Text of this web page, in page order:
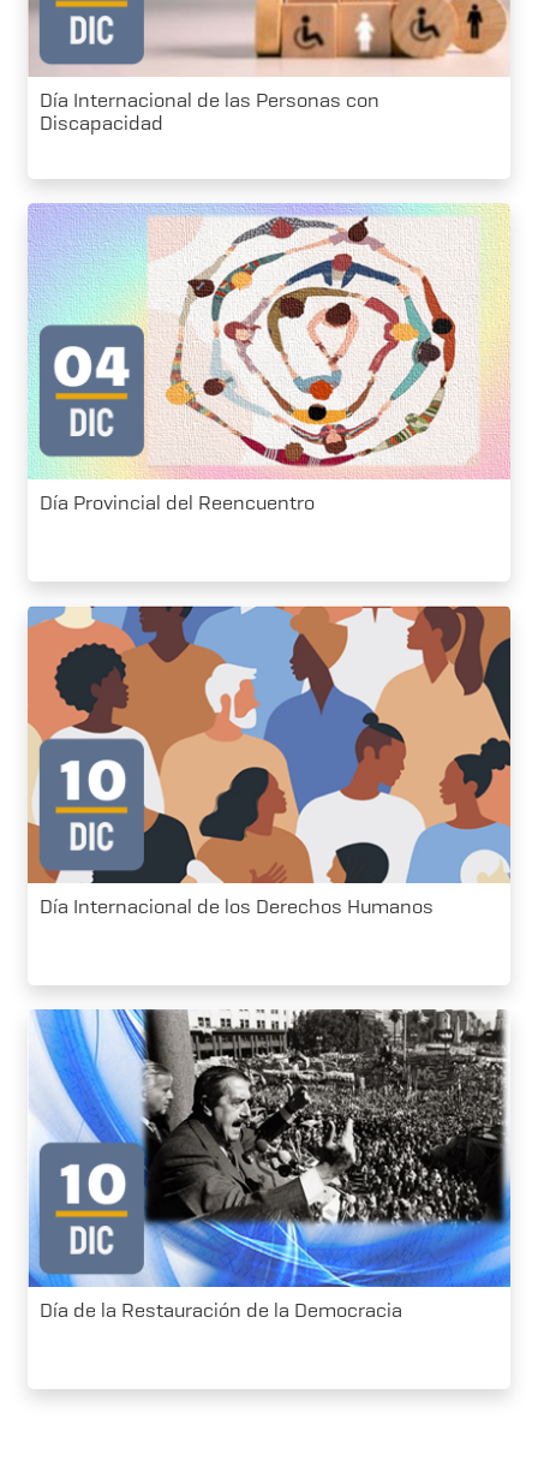
Día Internacional de las Personas con
Discapacidad
Día Provincial del Reencuentro
Día Internacional de los Derechos Humanos
Día de la Restauración de la Democracia